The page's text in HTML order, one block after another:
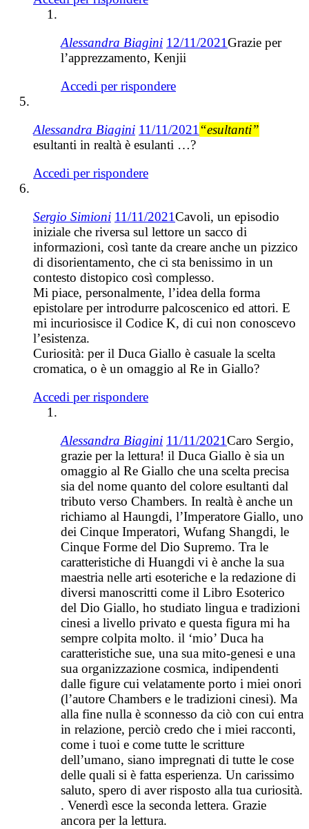
Alessandra Biagini 12/11/2021Grazie per
l’apprezzamento, Kenjii
Accedi per rispondere
Alessandra Biagini 11/11/2021“esultanti”
esultanti in realtà è esulanti …?
Accedi per rispondere
Sergio Simioni 11/11/2021Cavoli, un episodio
iniziale che riversa sul lettore un sacco di
informazioni, così tante da creare anche un pizzico
di disorientamento, che ci sta benissimo in un
contesto distopico così complesso.
Mi piace, personalmente, l’idea della forma
epistolare per introdurre palcoscenico ed attori. E
mi incuriosisce il Codice K, di cui non conoscevo
l’esistenza.
Curiosità: per il Duca Giallo è casuale la scelta
cromatica, o è un omaggio al Re in Giallo?
Accedi per rispondere
Alessandra Biagini 11/11/2021Caro Sergio,
grazie per la lettura! il Duca Giallo è sia un
omaggio al Re Giallo che una scelta precisa
sia del nome quanto del colore esultanti dal
tributo verso Chambers. In realtà è anche un
richiamo al Haungdi, l’Imperatore Giallo, uno
dei Cinque Imperatori, Wufang Shangdi, le
Cinque Forme del Dio Supremo. Tra le
caratteristiche di Huangdi vi è anche la sua
maestria nelle arti esoteriche e la redazione di
diversi manoscritti come il Libro Esoterico
del Dio Giallo, ho studiato lingua e tradizioni
cinesi a livello privato e questa figura mi ha
sempre colpita molto. il ‘mio’ Duca ha
caratteristiche sue, una sua mito-genesi e una
sua organizzazione cosmica, indipendenti
dalle figure cui velatamente porto i miei onori
(l’autore Chambers e le tradizioni cinesi). Ma
alla fine nulla è sconnesso da ciò con cui entra
in relazione, perciò credo che i miei racconti,
come i tuoi e come tutte le scritture
dell’umano, siano impregnati di tutte le cose
delle quali si è fatta esperienza. Un carissimo
saluto, spero di aver risposto alla tua curiosità.
. Venerdì esce la seconda lettera. Grazie
ancora per la lettura.